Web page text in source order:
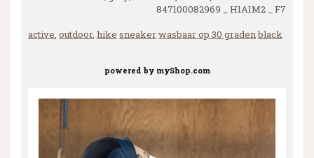
847100082969 _ H1A1M2 _ F7
active, outdoor, hike sneakerwasbaar op 30 gradenblack
powered by myShop.com